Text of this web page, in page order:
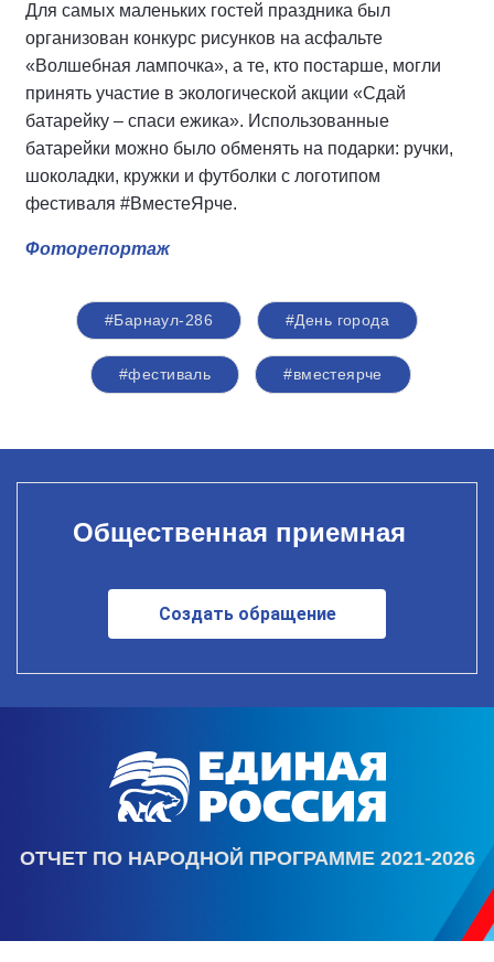
Для самых маленьких гостей праздника был
организован конкурс рисунков на асфальте
«Волшебная лампочка», а те, кто постарше, могли
принять участие в экологической акции «Сдай
батарейку – спаси ежика». Использованные
батарейки можно было обменять на подарки: ручки,
шоколадки, кружки и футболки с логотипом
фестиваля #ВместеЯрче.
Фоторепортаж
#Барнаул-286 #День города
#фестиваль #вместеярче
Общественная приемная
Создать обращение
ОТЧЕТ ПО НАРОДНОЙ ПРОГРАММЕ 2021-2026